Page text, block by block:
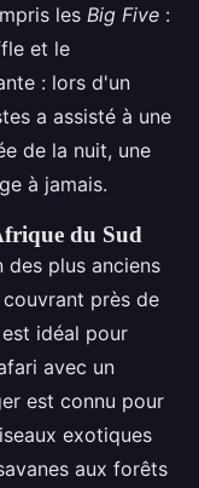
les Big Five :
et le
: lors d'un
a assisté à une
de la nuit, une
à jamais.
du Sud
des plus anciens
près de
idéal pour
avec un
est connu pour
exotiques
aux forêts